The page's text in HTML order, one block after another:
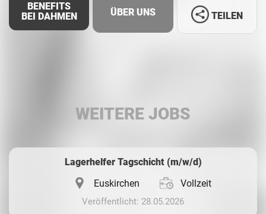
BENEFITS
BEI DAHMEN
ÜBER UNS TEILEN
WEITERE JOBS
Lagerhelfer Tagschicht (m/w/d)
Euskirchen
Vollzeit
Veröffentlicht: 28.05.2026